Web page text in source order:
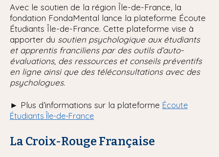
Avec le soutien de la région Île-de-France, la
fondation FondaMental lance la plateforme Écoute
Étudiants Île-de-France. Cette plateforme vise à
apporter du soutien psychologique aux étudiants
et apprentis franciliens par des outils d’auto-
évaluations, des ressources et conseils préventifs
en ligne ainsi que des téléconsultations avec des
psychologues.
► Plus d’informations sur la plateforme Écoute
Étudiants Île-de-France
La Croix-Rouge Française